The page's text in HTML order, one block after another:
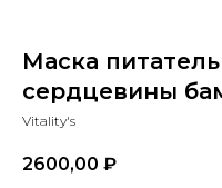
Маска
сердцевины
Vitality's
2600,00 ₽